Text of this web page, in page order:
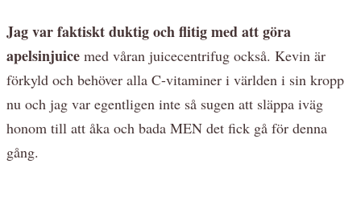
Jag var faktiskt duktig och flitig med att göra
apelsinjuice med våran juicecentrifug också. Kevin är
förkyld och behöver alla C-vitaminer i världen i sin kropp
nu och jag var egentligen inte så sugen att släppa iväg
honom till att åka och bada MEN det fick gå för denna
gång.